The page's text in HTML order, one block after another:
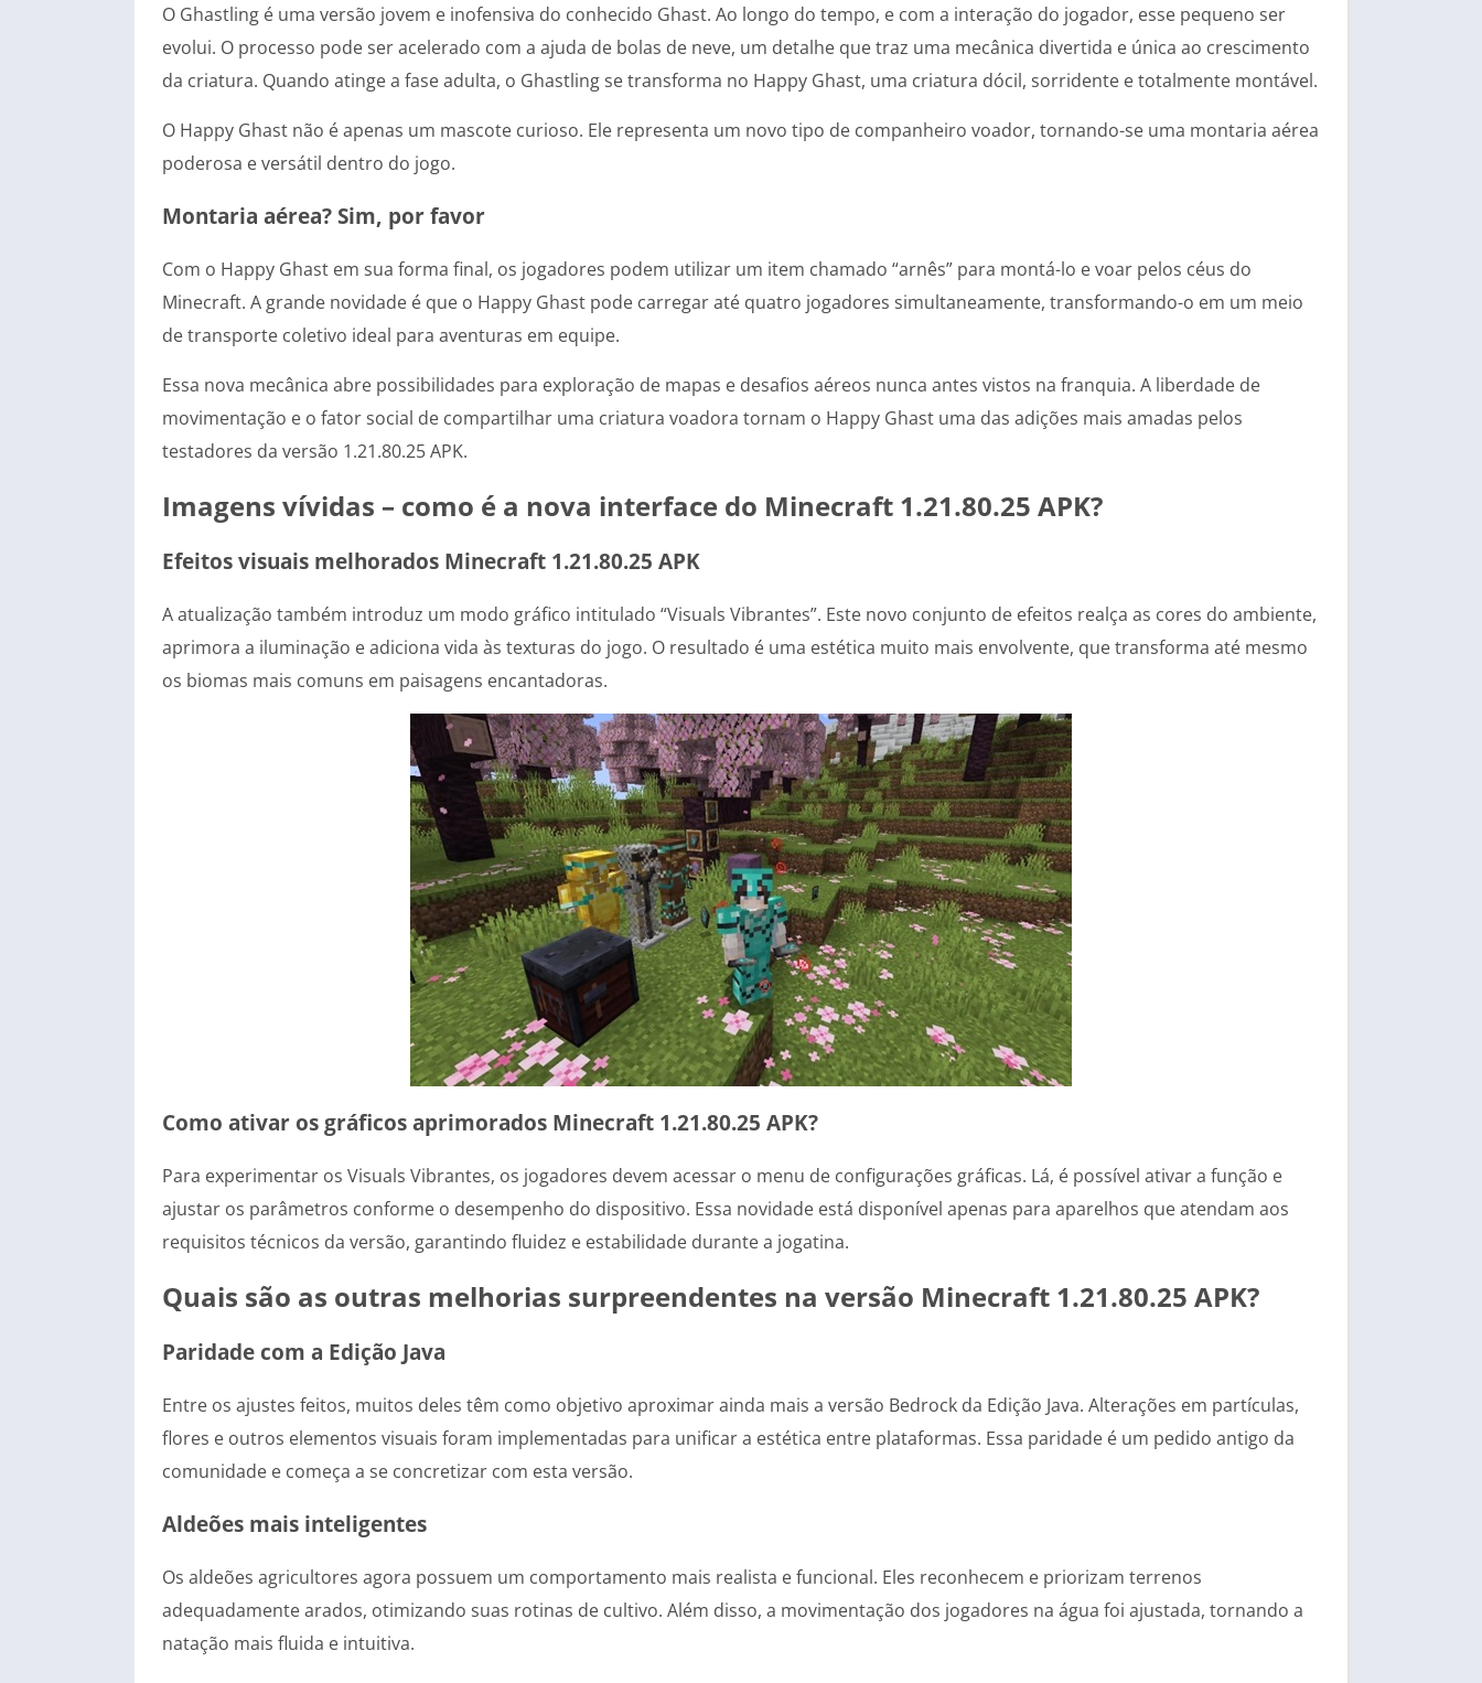
O Ghastling é uma versão jovem e inofensiva do conhecido Ghast. Ao longo do tempo, e com a interação do jogador, esse pequeno ser
evolui. O processo pode ser acelerado com a ajuda de bolas de neve, um detalhe que traz uma mecânica divertida e única ao crescimento
da criatura. Quando atinge a fase adulta, o Ghastling se transforma no Happy Ghast, uma criatura dócil, sorridente e totalmente montável.
O Happy Ghast não é apenas um mascote curioso. Ele representa um novo tipo de companheiro voador, tornando-se uma montaria aérea
poderosa e versátil dentro do jogo.
Montaria aérea? Sim, por favor
Com o Happy Ghast em sua forma final, os jogadores podem utilizar um item chamado “arnês” para montá-lo e voar pelos céus do
Minecraft. A grande novidade é que o Happy Ghast pode carregar até quatro jogadores simultaneamente, transformando-o em um meio
de transporte coletivo ideal para aventuras em equipe.
Essa nova mecânica abre possibilidades para exploração de mapas e desafios aéreos nunca antes vistos na franquia. A liberdade de
movimentação e o fator social de compartilhar uma criatura voadora tornam o Happy Ghast uma das adições mais amadas pelos
testadores da versão 1.21.80.25 APK.
Imagens vívidas – como é a nova interface do Minecraft 1.21.80.25 APK?
Efeitos visuais melhorados Minecraft 1.21.80.25 APK
A atualização também introduz um modo gráfico intitulado “Visuals Vibrantes”. Este novo conjunto de efeitos realça as cores do ambiente,
aprimora a iluminação e adiciona vida às texturas do jogo. O resultado é uma estética muito mais envolvente, que transforma até mesmo
os biomas mais comuns em paisagens encantadoras.
Como ativar os gráficos aprimorados Minecraft 1.21.80.25 APK?
Para experimentar os Visuals Vibrantes, os jogadores devem acessar o menu de configurações gráficas. Lá, é possível ativar a função e
ajustar os parâmetros conforme o desempenho do dispositivo. Essa novidade está disponível apenas para aparelhos que atendam aos
requisitos técnicos da versão, garantindo fluidez e estabilidade durante a jogatina.
Quais são as outras melhorias surpreendentes na versão Minecraft 1.21.80.25 APK?
Paridade com a Edição Java
Entre os ajustes feitos, muitos deles têm como objetivo aproximar ainda mais a versão Bedrock da Edição Java. Alterações em partículas,
flores e outros elementos visuais foram implementadas para unificar a estética entre plataformas. Essa paridade é um pedido antigo da
comunidade e começa a se concretizar com esta versão.
Aldeões mais inteligentes
Os aldeões agricultores agora possuem um comportamento mais realista e funcional. Eles reconhecem e priorizam terrenos
adequadamente arados, otimizando suas rotinas de cultivo. Além disso, a movimentação dos jogadores na água foi ajustada, tornando a
natação mais fluida e intuitiva.